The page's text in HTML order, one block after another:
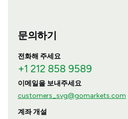
문의하기
전화해 주세요
+1 212 858 9589
이메일을 보내주세요
customers_svg@gomarkets.com
계좌 개설